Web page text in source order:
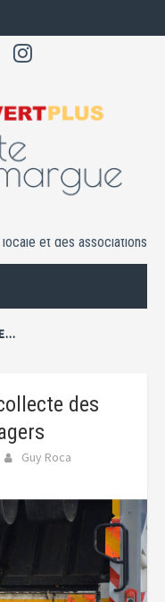
et des associations
des
Guy Roca